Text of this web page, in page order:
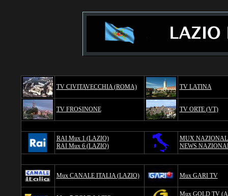
TV CIVITAVECCHIA (ROMA) TV LATINA
TV FROSINONE TV ORTE (VT)
RAI Mux 1 (LAZIO)
RAI Mux 6 (LAZIO)
MUX
NEWS
Mux CANALE ITALIA (LAZIO) Mux GARI TV
Mux GOLD TV